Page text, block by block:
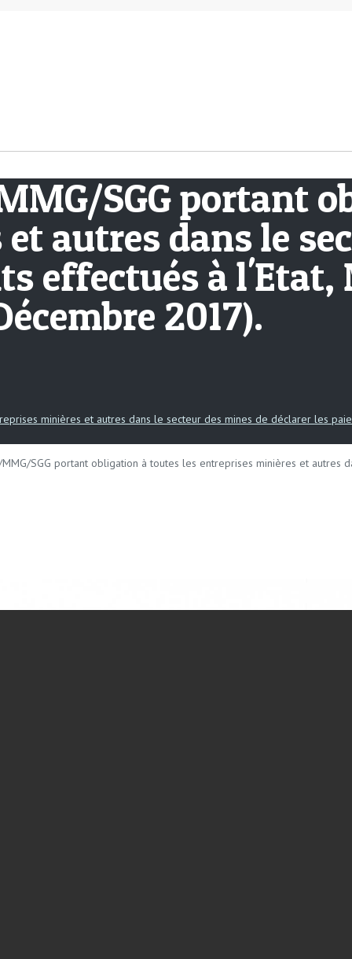
SGG portant
autres dans le
effectués à
2017).
minières et autres dans le secteur des mines de déclarer les
SGG portant obligation à toutes les entreprises minières et autres